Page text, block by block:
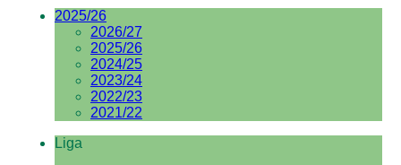
2025/26
2026/27
2025/26
2024/25
2023/24
2022/23
2021/22
Liga